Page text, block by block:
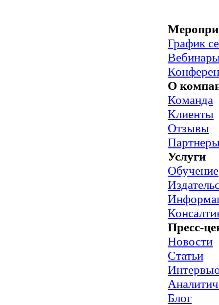
График
О
Команда
Клиенты
Отзывы
Услуги
Обучение
Пресс-
Новости
Статьи
Блог